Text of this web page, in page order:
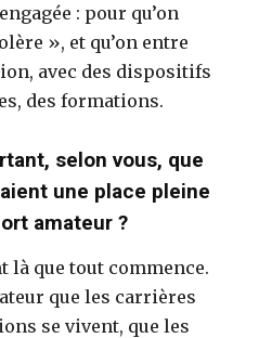
: pour qu’on
», et qu’on entre
avec des dispositifs
des formations.
selon vous, que
une place pleine
amateur ?
là que tout commence.
que les carrières
se vivent, que les